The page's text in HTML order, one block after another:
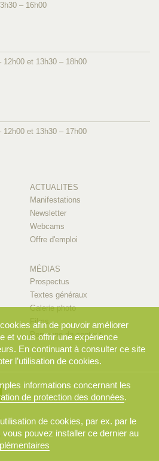
– 16h00
12h00 et 13h30 – 18h00
12h00 et 13h30 – 17h00
ACTUALITÉS
Manifestations
Newsletter
Webcams
Offre d'emploi
MÉDIAS
Prospectus
Textes généraux
Galerie photo
Films
Personne de contact
afin de pouvoir améliorer
et vous offrir une expérience
En continuant à consulter ce site
l’utilisation de cookies.
informations concernant les
de protection des données.
de cookies, par ex. par le
pouvez installer ce dernier au